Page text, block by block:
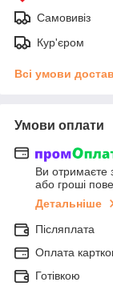
Самовивіз
Кур'єром
Всі умови
Умови оплати
Ви отримаєте
або гроші
Детальніше
Післяплата
Оплата
Готівкою